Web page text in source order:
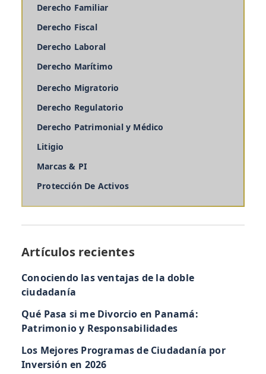
Derecho Familiar
Derecho Fiscal
Derecho Laboral
Derecho Marítimo
Derecho Migratorio
Derecho Regulatorio
Derecho Patrimonial y Médico
Litigio
Marcas & PI
Protección De Activos
Artículos recientes
Conociendo las ventajas de la doble
ciudadanía
Qué Pasa si me Divorcio en Panamá:
Patrimonio y Responsabilidades
Los Mejores Programas de Ciudadanía por
Inversión en 2026